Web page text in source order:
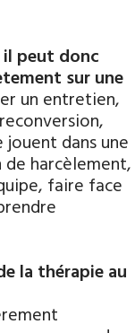
peut donc
sur une
un entretien,
dans une
harcèlement,
faire face
la thérapie au